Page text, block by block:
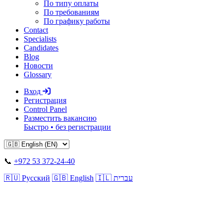
По типу оплаты
По требованиям
По графику работы
Contact
Specialists
Candidates
Blog
Новости
Glossary
Вход
Регистрация
Control Panel
Разместить вакансию
Быстро • без регистрации
📞 +972 53 372-24-40
🇷🇺 Русский 🇬🇧 English 🇮🇱 עברית